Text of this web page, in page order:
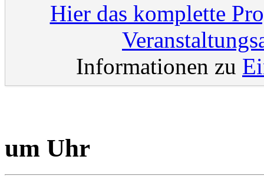
Hier das komplette
Informationen zu
um Uhr